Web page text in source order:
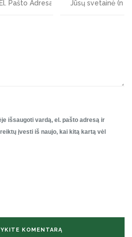
išsaugoti vardą, el. pašto adresą ir
įvesti iš naujo, kai kitą kartą vėl